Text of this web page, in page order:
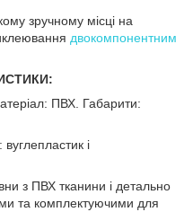
зручному місці на
двокомпонентним
ПВХ. Габарити:
і
з ПВХ тканини і детально
та комплектуючими для